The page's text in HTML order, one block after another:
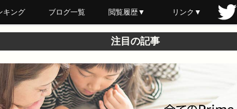
キング ブログ一覧 閲覧履歴▼
最近読んだ
あとで読む
ブックマーク
リンク▼
注目の記事